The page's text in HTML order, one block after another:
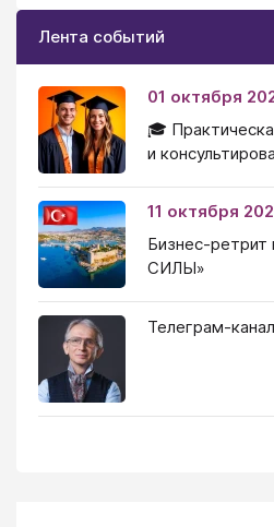
Лента событий
01 октября
🎓
и
11 октября
Бизнес-
СИЛЫ»
Телеграм-